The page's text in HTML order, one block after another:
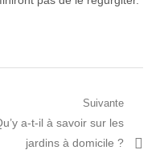
Suivante
a-t-il à savoir sur les
jardins à domicile ?